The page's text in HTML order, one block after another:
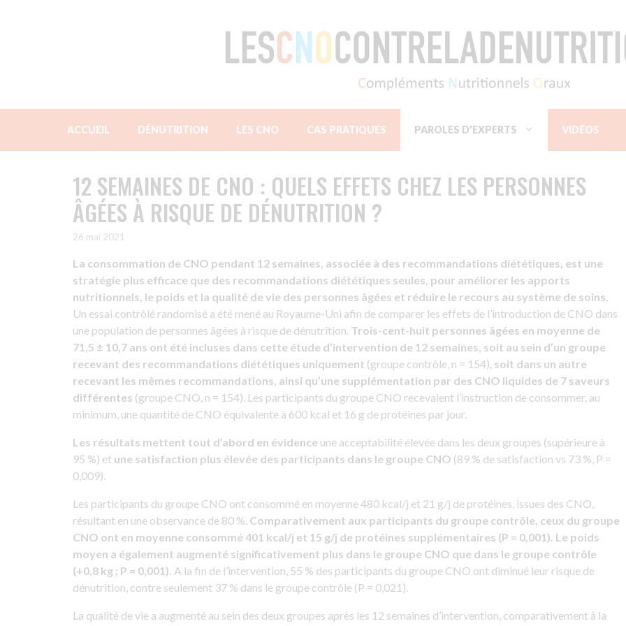
ACCUEIL DÉNUTRITION LES CNO CAS PRATIQUES PAROLES D’EXPERTS VIDÉOS
12 SEMAINES DE CNO : QUELS EFFETS CHEZ LES PERSONNES
ÂGÉES À RISQUE DE DÉNUTRITION ?
26 mai 2021
La consommation de CNO pendant 12 semaines, associée à des recommandations diététiques, est une
stratégie plus efficace que des recommandations diététiques seules, pour améliorer les apports
nutritionnels, le poids et la qualité de vie des personnes âgées et réduire le recours au système de soins.
Un essai contrôlé randomisé a été mené au Royaume-Uni afin de comparer les effets de l’introduction de CNO dans
une population de personnes âgées à risque de dénutrition. Trois-cent-huit personnes âgées en moyenne de
71,5 ± 10,7 ans ont été incluses dans cette étude d’intervention de 12 semaines, soit au sein d’un groupe
recevant des recommandations diététiques uniquement (groupe contrôle, n = 154), soit dans un autre
recevant les mêmes recommandations, ainsi qu’une supplémentation par des CNO liquides de 7 saveurs
différentes (groupe CNO, n = 154). Les participants du groupe CNO recevaient l’instruction de consommer, au
minimum, une quantité de CNO équivalente à 600 kcal et 16 g de protéines par jour.
Les résultats mettent tout d’abord en évidence une acceptabilité élevée dans les deux groupes (supérieure à
95 %) et une satisfaction plus élevée des participants dans le groupe CNO (89 % de satisfaction vs 73 %, P =
0,009).
Les participants du groupe CNO ont consommé en moyenne 480 kcal/j et 21 g/j de protéines, issues des CNO,
résultant en une observance de 80 %. Comparativement aux participants du groupe contrôle, ceux du groupe
CNO ont en moyenne consommé 401 kcal/j et 15 g/j de protéines supplémentaires (P = 0,001). Le poids
moyen a également augmenté significativement plus dans le groupe CNO que dans le groupe contrôle
(+0,8 kg ; P = 0,001). A la fin de l’intervention, 55 % des participants du groupe CNO ont diminué leur risque de
dénutrition, contre seulement 37 % dans le groupe contrôle (P = 0,021).
La qualité de vie a augmenté au sein des deux groupes après les 12 semaines d’intervention, comparativement à la